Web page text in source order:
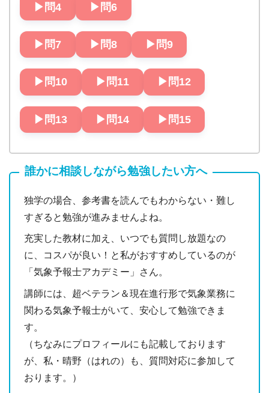
▶︎問4 ▶︎問6
▶︎問7 ▶︎問8 ▶︎問9
▶︎問10 ▶︎問11 ▶︎問12
▶︎問13 ▶︎問14 ▶︎問15
誰かに相談しながら勉強したい方へ
独学の場合、参考書を読んでもわからない・難し
すぎると勉強が進みませんよね。
充実した教材に加え、いつでも質問し放題なの
に、コスパが良い！と私がおすすめしているのが
「気象予報士アカデミー」さん。
講師には、超ベテラン＆現在進行形で気象業務に
関わる気象予報士がいて、安心して勉強できま
す。
（ちなみにプロフィールにも記載しております
が、私・晴野（はれの）も、質問対応に参加して
おります。）